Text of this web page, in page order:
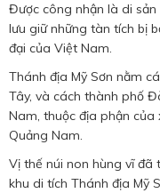
Được công nhận là di sản
lưu giữ những tàn tích bị
đại của Việt Nam.
Thánh địa Mỹ Sơn nằm
Tây, và cách thành phố
Nam, thuộc địa phận của
Quảng Nam.
Vị thế núi non hùng vĩ đã
khu di tích Thánh địa Mỹ